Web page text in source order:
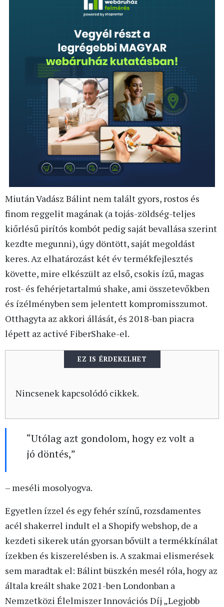
Miután Vadász Bálint nem talált gyors, rostos és
finom reggelit magának (a tojás-zöldség-teljes
kiőrlésű pirítós kombót pedig saját bevallása szerint
kezdte megunni), úgy döntött, saját megoldást
keres. Az elhatározást két év termékfejlesztés
követte, mire elkészült az első, csokis ízű, magas
rost- és fehérjetartalmú shake, ami összetevőkben
és ízélményben sem jelentett kompromisszumot.
Otthagyta az akkori állását, és 2018-ban piacra
lépett az activé FiberShake-el.
EZ IS ÉRDEKELHET
Nincsenek kapcsolódó cikkek.
“Utólag azt gondolom, hogy ez volt a
jó döntés,”
– meséli mosolyogva.
Egyetlen ízzel és egy fehér színű, rozsdamentes
acél shakerrel indult el a Shopify webshop, de a
kezdeti sikerek után gyorsan bővült a termékkínálat
ízekben és kiszerelésben is. A szakmai elismerések
sem maradtak el: Bálint büszkén mesél róla, hogy az
általa kreált shake 2021-ben Londonban a
Nemzetközi Élelmiszer Innovációs Díj „Legjobb